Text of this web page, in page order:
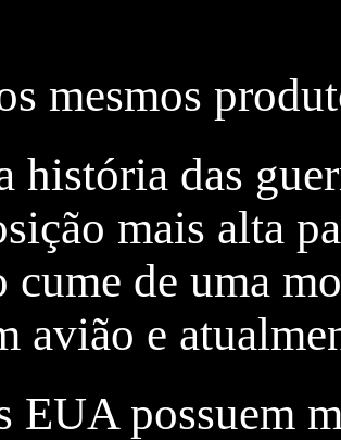
mesmos
história das
mais alta
cume de uma
avião e
EUA possuem